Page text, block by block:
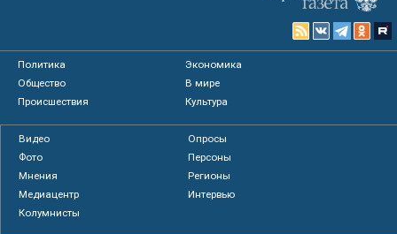
Политика
Экономика
Общество
В мире
Происшествия
Культура
Видео
Опросы
Фото
Персоны
Мнения
Регионы
Медиацентр
Интервью
Колумнисты